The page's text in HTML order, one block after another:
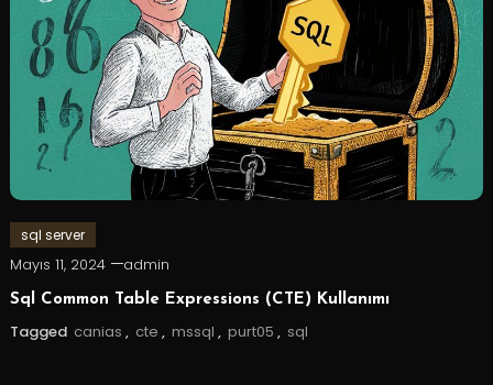
sql server
Mayıs 11, 2024 admin
Sql Common Table Expressions (CTE) Kullanımı
Tagged canias , cte , mssql , purt05 , sql